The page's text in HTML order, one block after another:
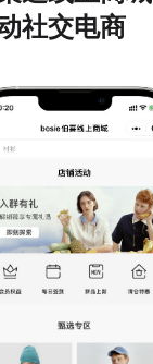
社交电商